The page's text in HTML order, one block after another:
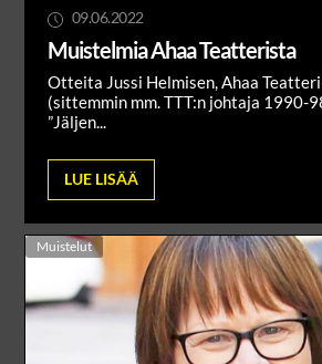
09.06.2022
Muistelmia Ahaa Teatterista
Otteita Jussi Helmisen, Ahaa
(sittemmin mm. TTT:n johtaja 1990-
”Jäljen...
LUE LISÄÄ
Muistelut